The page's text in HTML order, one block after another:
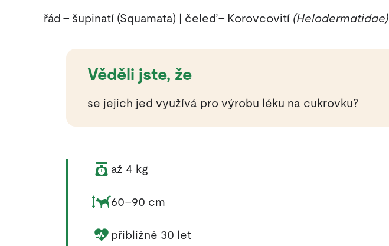
řád – šupinatí (Squamata) | čeleď – Korovcovití (Helodermatidae)
Věděli jste, že
se jejich jed využívá pro výrobu léku na cukrovku?
Váha zvířete:
až 4 kg
Rozměry zvířete:
60–90 cm
Délka života zvířete:
přibližně 30 let